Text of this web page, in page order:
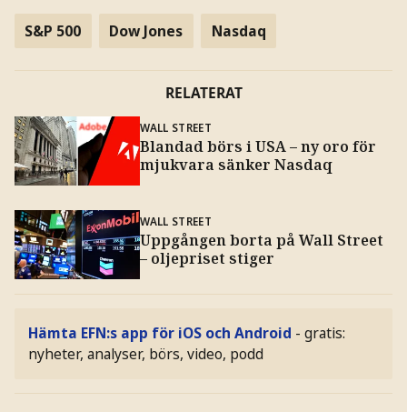
S&P 500 Dow Jones Nasdaq
RELATERAT
WALL STREET
Blandad börs i USA – ny oro för
mjukvara sänker Nasdaq
WALL STREET
Uppgången borta på Wall Street
– oljepriset stiger
Hämta EFN:s app för iOS och Android - gratis:
nyheter, analyser, börs, video, podd